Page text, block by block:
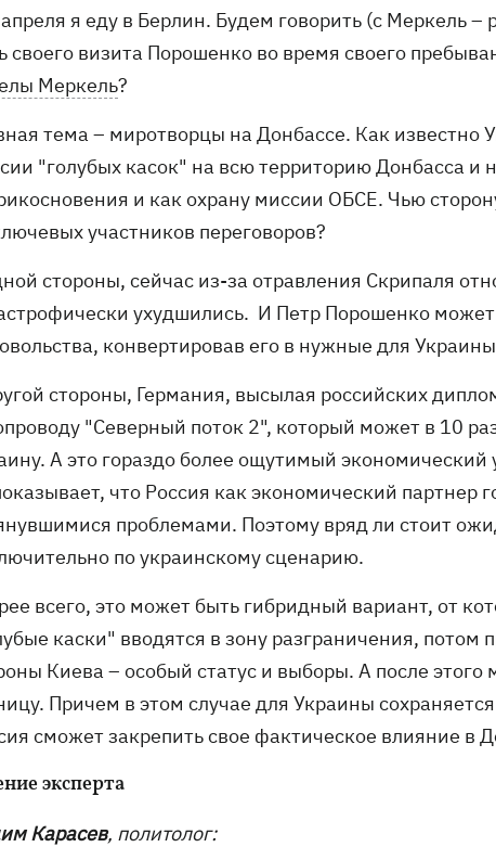
я еду в Берлин. Будем говорить (с Меркель
своего визита Порошенко во время своего
Меркель?
тема – миротворцы на Донбассе. Как известно
"голубых касок" на всю территорию Донбасса и
и как охрану миссии ОБСЕ. Чью
участников переговоров?
стороны, сейчас из-за отравления Скрипаля
ухудшились. И Петр Порошенко может
конвертировав его в нужные для
стороны, Германия, высылая российских
"Северный поток 2", который может в 10
А это гораздо более ощутимый
что Россия как экономический партнер
проблемами. Поэтому вряд ли стоит
по украинскому сценарию.
всего, это может быть гибридный вариант, от
каски" вводятся в зону разграничения,
Киева – особый статус и выборы. А после
Причем в этом случае для Украины
сможет закрепить свое фактическое влияние в
эксперта
Карасев, политолог: